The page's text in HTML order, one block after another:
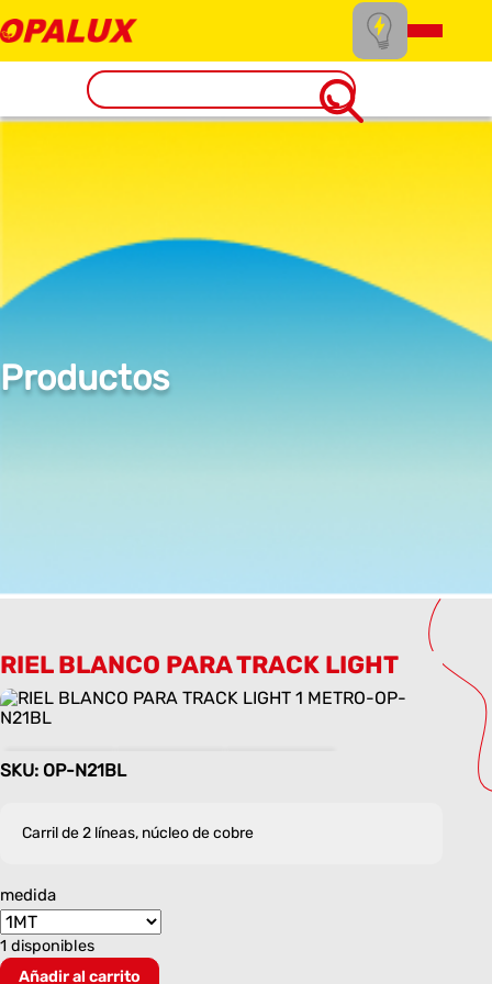
Productos
RIEL BLANCO PARA TRACK LIGHT
SKU: OP-N21BL
Carril de 2 líneas, núcleo de cobre
medida
1 disponibles
RIEL
Añadir al carrito